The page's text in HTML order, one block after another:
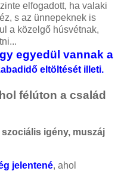
elfogadott, ha valaki
s az ünnepeknek is
a közelgő húsvétnak,
egyedül vannak a
eltöltését illeti.
félúton a család
igény, muszáj
jelentené, ahol